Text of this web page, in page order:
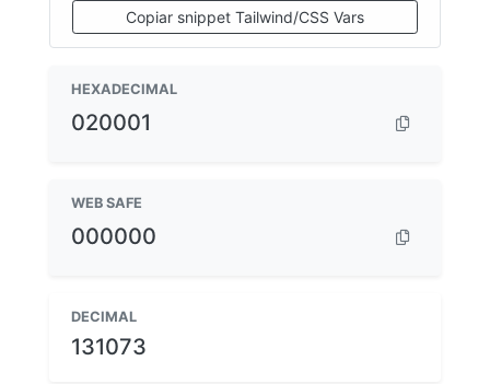
Copiar snippet Tailwind/CSS Vars
HEXADECIMAL
020001
WEB SAFE
000000
DECIMAL
131073